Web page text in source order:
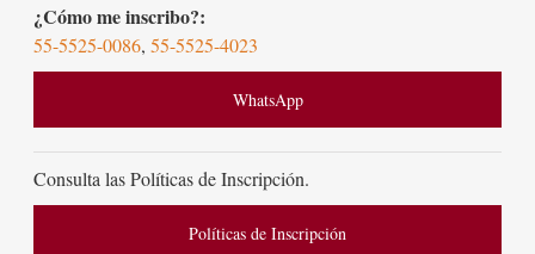
¿Cómo me inscribo?:
55-5525-0086,55-5525-4023
WhatsApp
Consulta las Políticas de Inscripción.
Políticas de Inscripción